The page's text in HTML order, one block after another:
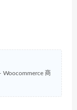
Woocommerce 商